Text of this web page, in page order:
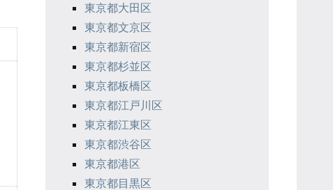
東京都大田区
東京都文京区
東京都新宿区
東京都杉並区
東京都板橋区
東京都江戸川区
東京都江東区
東京都渋谷区
東京都港区
東京都目黒区